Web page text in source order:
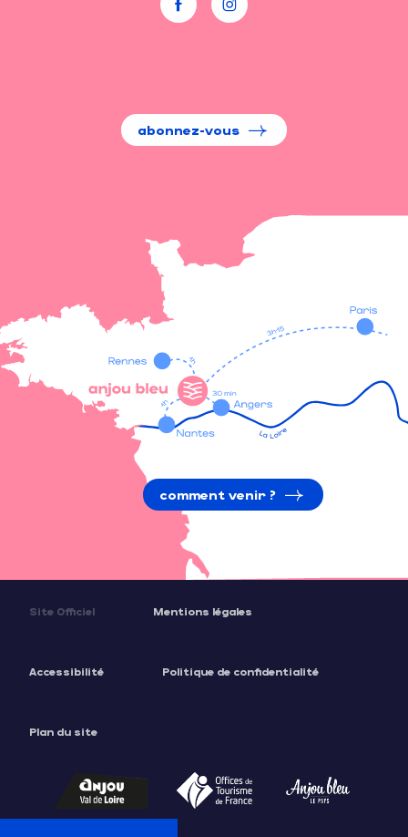
abonnez-vous
comment venir ?
Site Officiel Mentions légales
Accessibilité Politique de confidentialité
Plan du site